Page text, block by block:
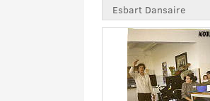
Esbart Dansaire